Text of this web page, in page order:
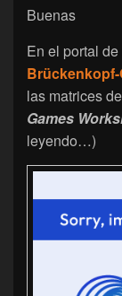
Buenas
En el portal de
las matrices
Games
leyendo…)